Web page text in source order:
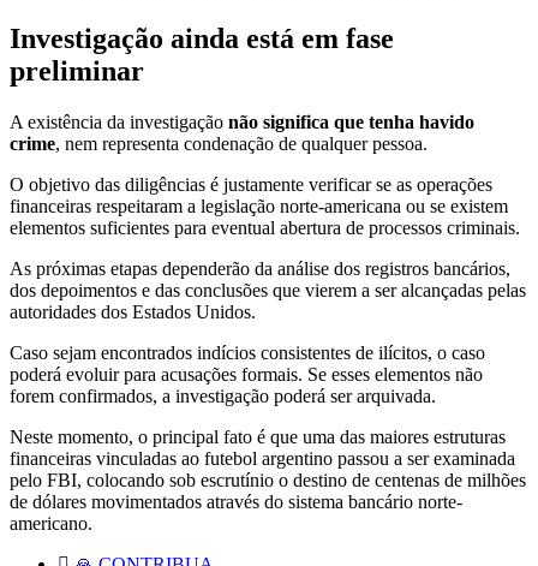
Investigação ainda está em fase
preliminar
A existência da investigação não significa que tenha havido
crime, nem representa condenação de qualquer pessoa.
O objetivo das diligências é justamente verificar se as operações
financeiras respeitaram a legislação norte-americana ou se existem
elementos suficientes para eventual abertura de processos criminais.
As próximas etapas dependerão da análise dos registros bancários,
dos depoimentos e das conclusões que vierem a ser alcançadas pelas
autoridades dos Estados Unidos.
Caso sejam encontrados indícios consistentes de ilícitos, o caso
poderá evoluir para acusações formais. Se esses elementos não
forem confirmados, a investigação poderá ser arquivada.
Neste momento, o principal fato é que uma das maiores estruturas
financeiras vinculadas ao futebol argentino passou a ser examinada
pelo FBI, colocando sob escrutínio o destino de centenas de milhões
de dólares movimentados através do sistema bancário norte-
americano.